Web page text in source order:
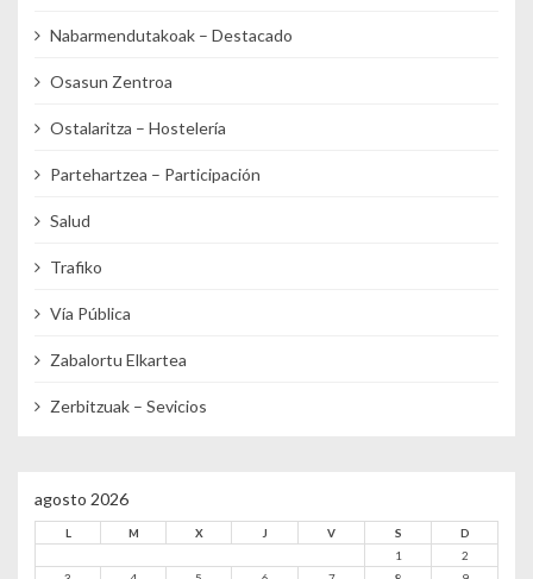
Nabarmendutakoak – Destacado
Osasun Zentroa
Ostalaritza – Hostelería
Partehartzea – Participación
Salud
Trafiko
Vía Pública
Zabalortu Elkartea
Zerbitzuak – Sevicios
agosto 2026
L M X J V S
D
1
2